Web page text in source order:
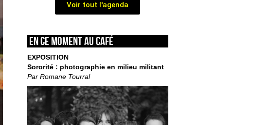
Voir tout l'agenda
En ce moment au café
EXPOSITION
Sororité : photographie en milieu militant
Par Romane Tourral